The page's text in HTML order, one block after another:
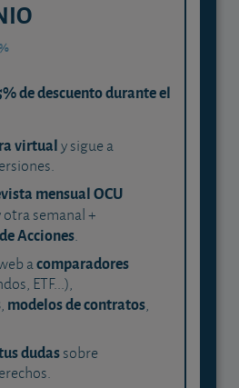
de descuento durante el
virtualy sigue a
mensual OCU
otra semanal +
Acciones.
acomparadores
ETF...),
, modelos de contratos,
dudassobre